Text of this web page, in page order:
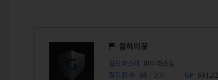
월하의꽃
길드마스터 바이러스김
길드원 수 98 GP